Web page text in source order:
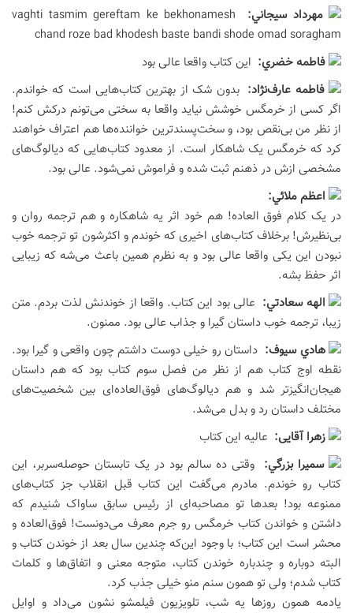
مهرداد سيجاني: vaghti tasmim gereftam ke bekhonamesh
chand roze bad khodesh baste bandi shode omad soragham
فاطمه خضري: این کتاب واقعا عالی بود
فاطمه عارف‌نژاد:بدون شک از بهترین کتاب‌هایی است که خواندم.
اگر کسی از خرمگس خوشش نیاید واقعا به سختی می‌تونم درکش کنم!
از نظر من بی‌نقص بود، و سخت‌پسندترین خواننده‌ها هم اعتراف خواهند
کرد که خرمگس یک شاهکار است. از معدود کتاب‌هایی که دیالوگ‌های
مشخصی ازش در ذهنم ثبت شده و فراموش نمی‌شود. عالی بود.
اعظم ملائي:
در یک کلام فوق العاده! هم خود اثر یه شاهکاره و هم ترجمه روان و
بی‌نظیرش! برخلاف کتاب‌های اخیری که خوندم و اکثرشون تو ترجمه خوب
نبودن این یکی واقعا عالی بود و به نظرم همین باعث می‌شه که زیبایی
اثر حفظ بشه.
الهه سعادتي: عالی بود این کتاب. واقعا از خوندنش لذت بردم. متن
زیبا، ترجمه خوب داستان گیرا و جذاب عالی بود. ممنون.
هادي سيوف: داستان رو خیلی دوست داشتم چون واقعی و گیرا بود.
نقطه اوج کتاب هم از نظر من فصل سوم کتاب بود که هم داستان
هیجان‌انگیزتر شد و هم دیالوگ‌های فوق‌العاده‌ای بین شخصیت‌های
مختلف داستان رد و بدل می‌شد.
زهرا آقایی: عالیه این کتاب
سميرا بزرگي: وقتی ده سالم بود در یک تابستان حوصله‌سربر، این
کتاب رو خوندم. مادرم می‌گفت این کتاب قبل انقلاب جز کتاب‌های
ممنوعه بود! بعدها تو مصاحبه‌ای از رئیس سابق ساواک شنیدم که
داشتن و خواندن کتاب خرمگس رو جرم معرف می‌دونست! فوق‌العاده و
محشر است این کتاب؛ با وجود این‌که چندین سال بعد از خوندن کتاب و
البته دوباره و چندباره خوندن کتاب، متوجه معنی و اتفاق‌ها و کلمات
کتاب شدم؛ ولی تو همون سنم منو خیلی جذب کرد.
یادمه همون روزها یه شب، تلویزیون فیلمشو نشون می‌داد و اوایل